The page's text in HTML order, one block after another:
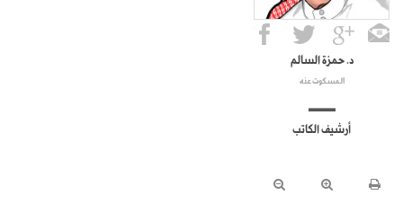
د. حمزة السالم
المسكوت عنه
أرشيف الكاتب